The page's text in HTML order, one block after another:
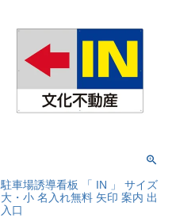
駐車場誘導看板 「 IN 」 サイズ
大・小 名入れ無料 矢印 案内 出
入口